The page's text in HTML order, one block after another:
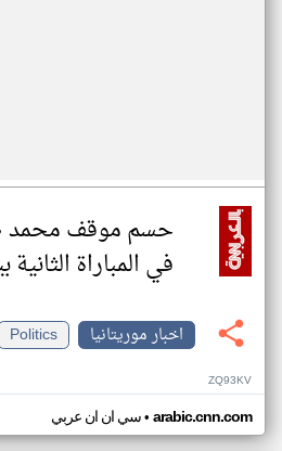
حسم موقف محمد
في المباراة
اخبار موريتانيا
Politics
ZQ93KV
سي ان ان عربي• arabic.cnn.com